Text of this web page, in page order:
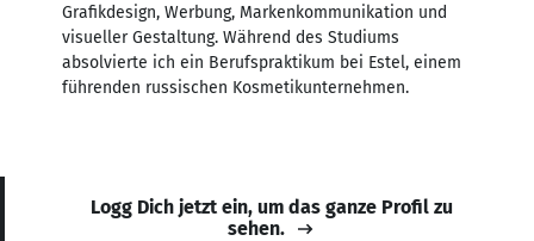
Grafikdesign, Werbung, Markenkommunikation und
visueller Gestaltung. Während des Studiums
absolvierte ich ein Berufspraktikum bei Estel, einem
führenden russischen Kosmetikunternehmen.
Logg Dich jetzt ein, um das ganze Profil zu
sehen.